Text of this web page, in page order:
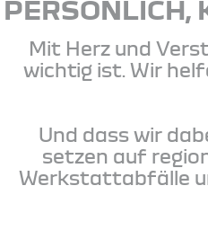
PERSÖNLICH,
Mit Herz und
wichtig ist. Wir
Und dass wir
setzen auf
Werkstattabfälle